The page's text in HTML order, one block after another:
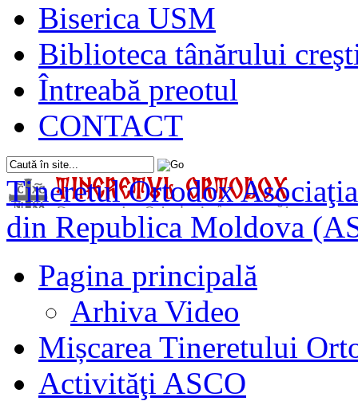
Biserica USM
Biblioteca tânărului
Întreabă preotul
CONTACT
Tineretul Ortodox
din Republica Moldova
Pagina principală
Arhiva Video
Mișcarea Tineretului
Activităţi ASCO